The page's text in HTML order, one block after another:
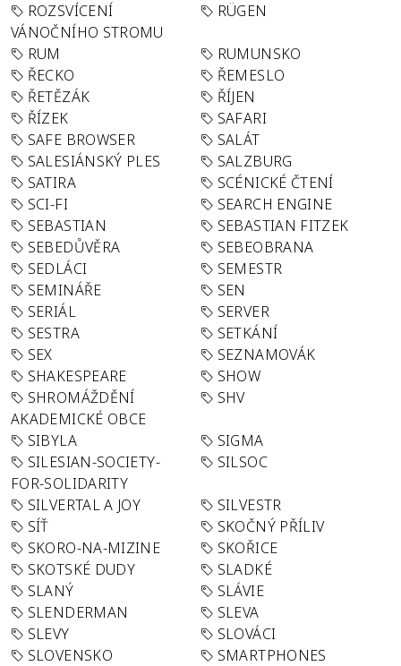
ROZSVÍCENÍ
VÁNOČNÍHO STROMU
RÜGEN
RUM
RUMUNSKO
ŘECKO
ŘEMESLO
ŘETĚZÁK
ŘÍJEN
ŘÍZEK
SAFARI
SAFE BROWSER
SALÁT
SALESIÁNSKÝ PLES
SALZBURG
SATIRA
SCÉNICKÉ ČTENÍ
SCI-FI
SEARCH ENGINE
SEBASTIAN
SEBASTIAN FITZEK
SEBEDŮVĚRA
SEBEOBRANA
SEDLÁCI
SEMESTR
SEMINÁŘE
SEN
SERIÁL
SERVER
SESTRA
SETKÁNÍ
SEX
SEZNAMOVÁK
SHAKESPEARE
SHOW
SHROMÁŽDĚNÍ
AKADEMICKÉ OBCE
SHV
SIBYLA
SIGMA
SILESIAN-SOCIETY-
FOR-SOLIDARITY
SILSOC
SILVERTAL A JOY
SILVESTR
SÍŤ
SKOČNÝ PŘÍLIV
SKORO-NA-MIZINE
SKOŘICE
SKOTSKÉ DUDY
SLADKÉ
SLANÝ
SLÁVIE
SLENDERMAN
SLEVA
SLEVY
SLOVÁCI
SLOVENSKO
SMARTPHONES